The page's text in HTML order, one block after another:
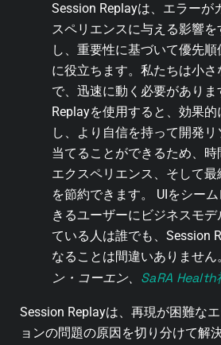
Session Replayは、エラーが
スペリエンスに与える影響
し、重要性に基づいて優先
に役立ちます。私たちは小
で、迅速に動く必要がありま
Replayを使用すると、効果
し、より自信を持って開発リ
当てることができるため、時
エクスペリエンス、そして最
を節約できます。 UIをシー
きるユーザーにビジネスモ
ている人は誰でも、Session
なることは間違いありません
ン・コーエン、 SaRA Health
Session Replayは、再現が困難な
ョンの問題の原因を切り分けて解